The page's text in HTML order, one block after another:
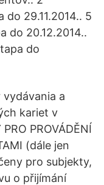
do 29.11.2014.. 5
do 20.12.2014..
do
a
kariet v
PROVÁDĚNÍ
(dále jen
pro subjekty,
o přijímání